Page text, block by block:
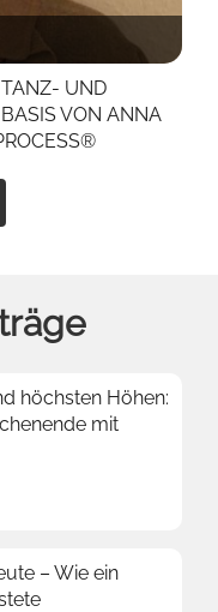
UND
VON ANNA
höchsten Höhen:
mit
– Wie ein